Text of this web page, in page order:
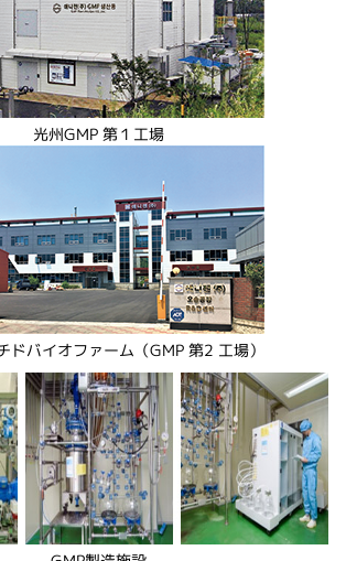
光州GMP 第１工場
ドバイオファーム（GMP 第2 工場）